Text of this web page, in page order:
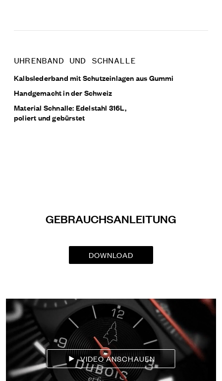
UHRENBAND UND SCHNALLE
Kalbslederband mit Schutzeinlagen aus Gummi
Handgemacht in der Schweiz
Material Schnalle: Edelstahl 316L,
poliert und gebürstet
GEBRAUCHSANLEITUNG
DOWNLOAD
VIDEO ANSCHAUEN